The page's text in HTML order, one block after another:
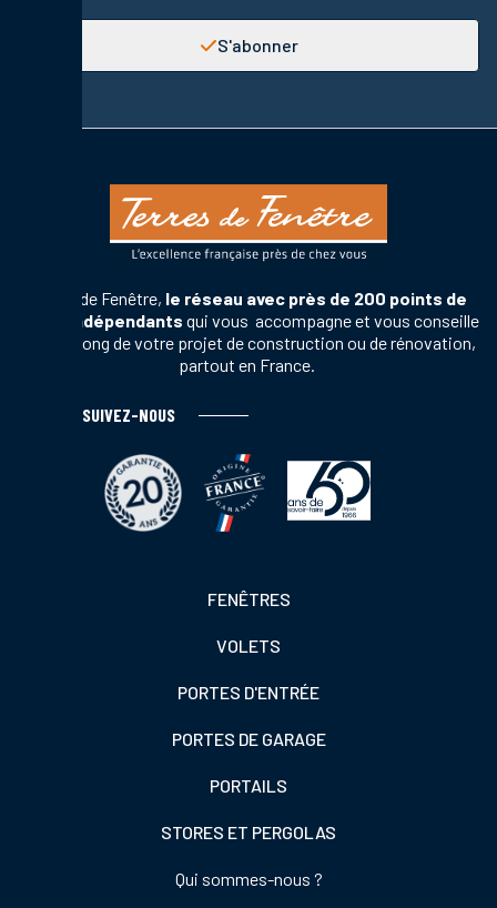
S'abonner
Terres de Fenêtre, le réseau avec près de 200 points de
vente indépendants qui vous accompagne et vous conseille
tout au long de votre projet de construction ou de rénovation,
partout en France.
SUIVEZ-NOUS
FENÊTRES
VOLETS
PORTES D'ENTRÉE
PORTES DE GARAGE
PORTAILS
STORES ET PERGOLAS
Qui sommes-nous ?